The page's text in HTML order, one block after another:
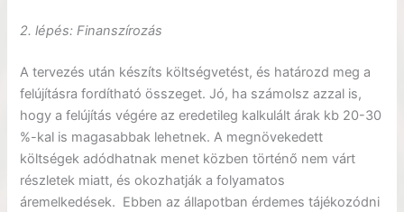
2. lépés: Finanszírozás
A tervezés után készíts költségvetést, és határozd meg a
felújításra fordítható összeget. Jó, ha számolsz azzal is,
hogy a felújítás végére az eredetileg kalkulált árak kb 20-30
%-kal is magasabbak lehetnek. A megnövekedett
költségek adódhatnak menet közben történő nem várt
részletek miatt, és okozhatják a folyamatos
áremelkedések. Ebben az állapotban érdemes tájékozódni